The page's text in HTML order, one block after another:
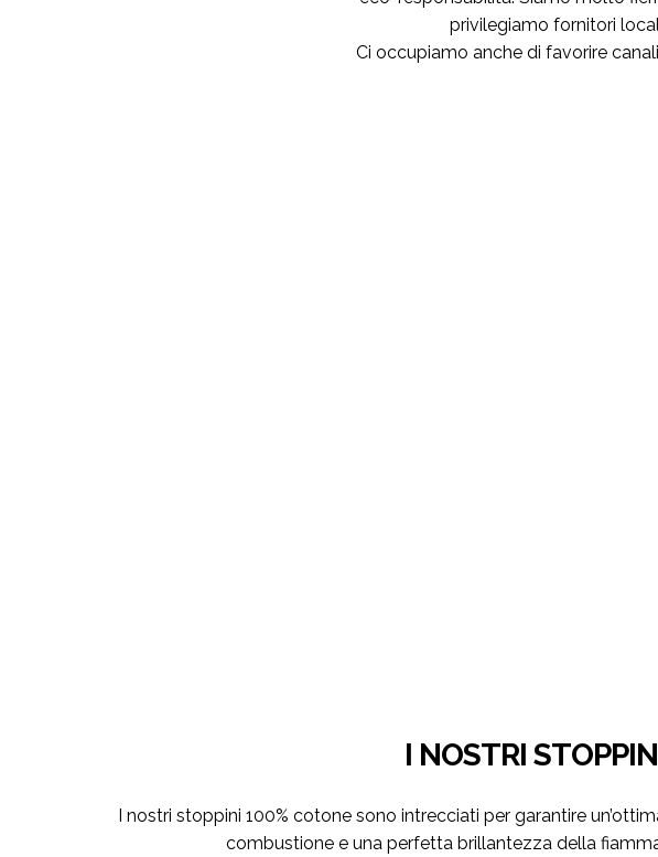
privilegiamo fornitori
Ci occupiamo anche di favorire
I NOSTRI
I nostri stoppini 100% cotone sono intrecciati per garantire
combustione e una perfetta brillantezza della